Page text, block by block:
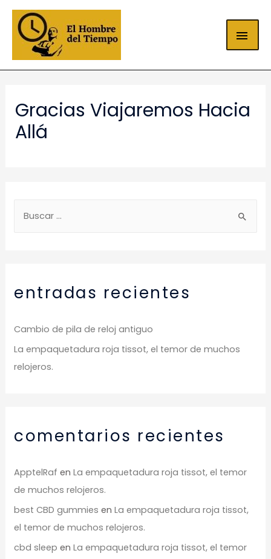
Gracias Viajaremos Hacia
Allá
entradas recientes
Cambio de pila de reloj antiguo
La empaquetadura roja tissot, el temor de muchos
relojeros.
comentarios recientes
ApptelRaf enLa empaquetadura roja tissot, el temor
de muchos relojeros.
best CBD gummies enLa empaquetadura roja tissot,
el temor de muchos relojeros.
cbd sleep enLa empaquetadura roja tissot, el temor